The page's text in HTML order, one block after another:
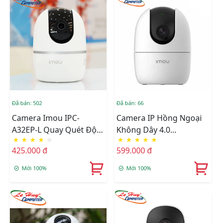
Đã bán: 502
Camera Imou IPC-
A32EP-L Quay Quét Độ
Phân Giải 2K (3.0MP)
★ ★ ★ ★ ☆
425.000 đ
Mới 100%
Đã bán: 66
Camera IP Hồng Ngoại
Không Dây 4.0
Megapixel Imou IPC-
A42EP
★ ★ ★ ★ ★
599.000 đ
Mới 100%